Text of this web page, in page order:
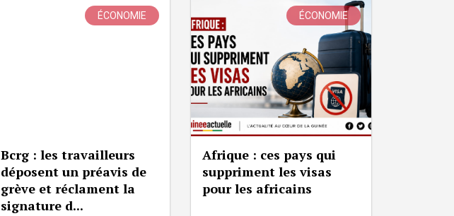
ÉCONOMIE
Bcrg : les travailleurs
déposent un préavis de
grève et réclament la
signature d...
ÉCONOMIE
Afrique : ces pays qui
suppriment les visas
pour les africains